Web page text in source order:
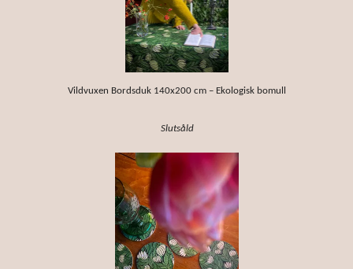
Vildvuxen Bordsduk 140x200 cm – Ekologisk bomull
Slutsåld